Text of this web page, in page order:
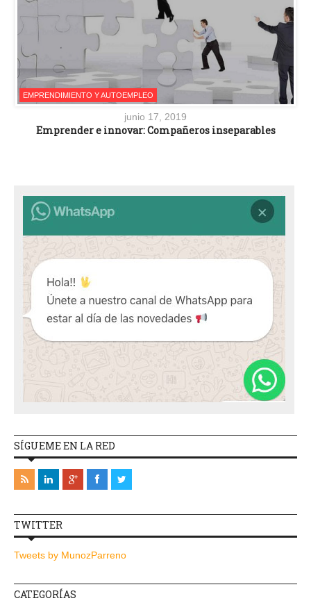
EMPRENDIMIENTO Y AUTOEMPLEO
junio 17, 2019
Emprender e innovar: Compañeros inseparables
SÍGUEME EN LA RED
TWITTER
Tweets by MunozParreno
CATEGORÍAS